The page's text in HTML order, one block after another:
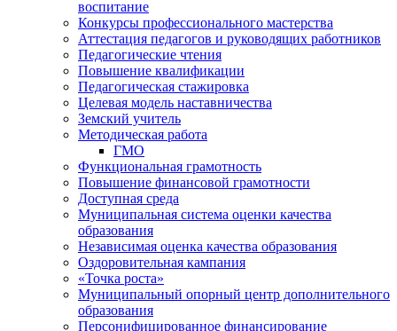
воспитание
Конкурсы профессионального мастерства
Аттестация педагогов и руководящих работников
Педагогические чтения
Повышение квалификации
Педагогическая стажировка
Целевая модель наставничества
Земский учитель
Методическая работа
ГМО
Функциональная грамотность
Повышение финансовой грамотности
Доступная среда
Муниципальная система оценки качества
образования
Независимая оценка качества образования
Оздоровительная кампания
«Точка роста»
Муниципальный опорный центр дополнительного
образования
Персонифицированное финансирование